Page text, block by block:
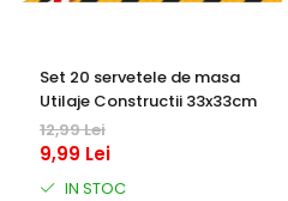
Set 20 servetele de masa
Utilaje Constructii 33x33cm
12,99 Lei
9,99 Lei
IN STOC